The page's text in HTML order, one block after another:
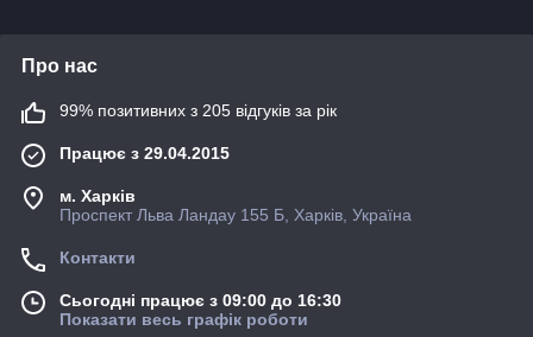
Про нас
99% позитивних з 205 відгуків за рік
Працює з 29.04.2015
м. Харків
Проспект Льва Ландау 155 Б, Харків, Україна
Контакти
Сьогодні працює з 09:00 до 16:30
Показати весь графік роботи